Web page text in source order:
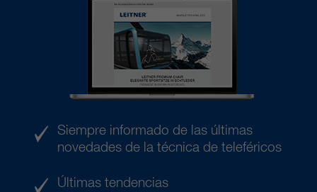
Siempre informado de las últimas
novedades de la técnica de teleféricos
Últimas tendencias